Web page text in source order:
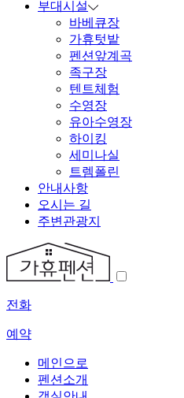
부대시설
바베큐장
가휴텃밭
펜션앞계곡
족구장
텐트체험
수영장
유아수영장
하이킹
세미나실
트렘폴린
안내사항
오시는 길
주변관광지
전화
예약
메인으로
펜션소개